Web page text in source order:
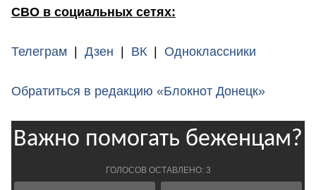
СВО в социальных сетях:
Телеграм | Дзен | ВК | Одноклассники
Обратиться в редакцию «Блокнот Донецк»